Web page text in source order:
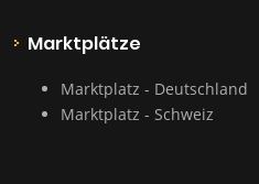
Marktplätze
Marktplatz - Deutschland
Marktplatz - Schweiz